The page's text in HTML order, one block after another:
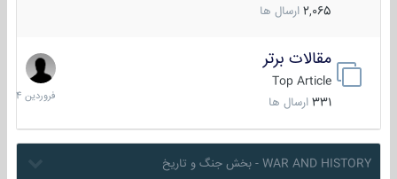
2,065 ارسال ها
مقالات برتر
Top Article
331 ارسال ها
29
فروردین
1404
WAR AND HISTORY - بخش جنگ و تاریخ